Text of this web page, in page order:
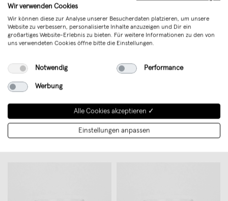
Skelini - Weißer Porzellanteller
mit handbemalten Orangen
TOO TIRED Becher - yahya
studio, johanna schwarzer
€ 19,00
Wir verwenden Cookies
Wir können diese zur Analyse unserer Besucherdaten platzieren, um unsere
Website zu verbessern, personalisierte Inhalte anzuzeigen und Dir ein
großartiges Website-Erlebnis zu bieten. Für weitere Informationen zu den von
uns verwendeten Cookies öffne bitte die Einstellungen.
Notwendig Performance
Werbung
Alle Cookies akzeptieren ✓
Einstellungen anpassen